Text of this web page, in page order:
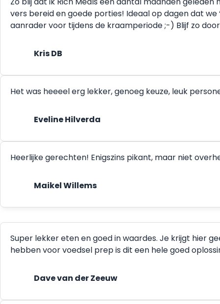
vers bereid en goede porties! Ideaal op dagen dat
aanrader voor tijdens de kraamperiode ;-) Blijf zo
Kris DB
Het was heeeel erg lekker, genoeg keuze, leuk
Eveline Hilverda
Heerlijke gerechten! Enigszins pikant, maar niet
Maikel Willems
Super lekker eten en goed in waardes. Je krijgt hier
hebben voor voedsel prep is dit een hele goed
Dave van der Zeeuw